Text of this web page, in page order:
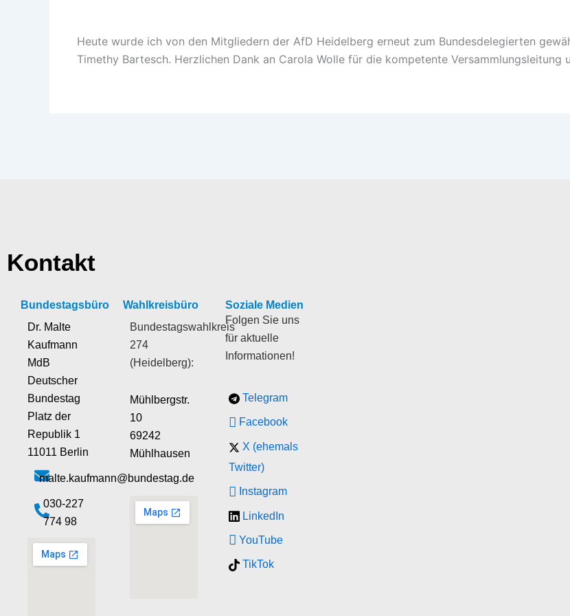
Heute wurde ich von den Mitgliedern der AfD Heidelberg erneut zum Bundesdelegierten
Timethy Bartesch. Herzlichen Dank an Carola Wolle für die kompetente Versammlungsleitung
Kontakt
Bundestagsbüro
Dr. Malte
Kaufmann
MdB
Deutscher
Bundestag
Platz der
Republik 1
11011 Berlin
malte.kaufmann@bundestag.de
‭030-227
774 98‬
Wahlkreisbüro
Bundestagswahlkreis
274
(Heidelberg):
Mühlbergstr.
10
69242
Mühlhausen
Soziale Medien
Folgen Sie uns
für aktuelle
Informationen!
Telegram
Facebook
X (ehemals
Twitter)
Instagram
LinkedIn
YouTube
TikTok